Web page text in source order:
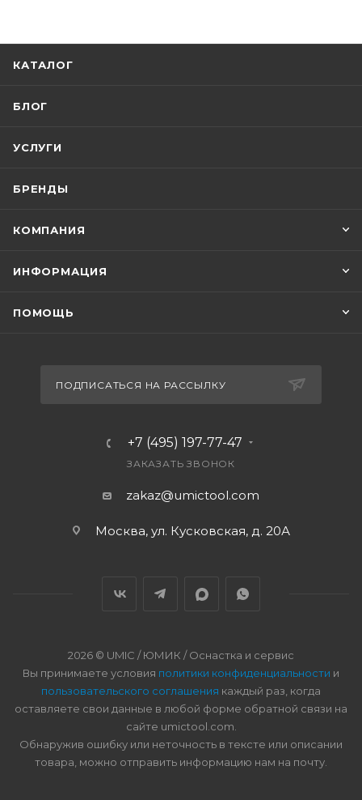
КАТАЛОГ
БЛОГ
УСЛУГИ
БРЕНДЫ
КОМПАНИЯ
ИНФОРМАЦИЯ
ПОМОЩЬ
ПОДПИСАТЬСЯ НА РАССЫЛКУ
+7 (495) 197-77-47
ЗАКАЗАТЬ ЗВОНОК
zakaz@umictool.com
Москва, ул. Кусковская, д. 20А
2026 © UMIC / ЮМИК / Оснастка и сервис
Вы принимаете условия политики конфиденциальности и
пользовательского соглашения каждый раз, когда
оставляете свои данные в любой форме обратной связи на
сайте umictool.com.
Обнаружив ошибку или неточность в тексте или описании
товара, можно отправить информацию нам на почту.